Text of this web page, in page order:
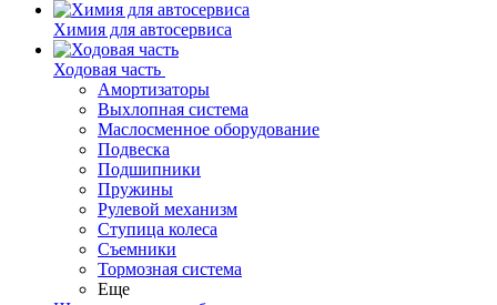
Химия для автосервиса
Ходовая часть
Амортизаторы
Выхлопная система
Маслосменное оборудование
Подвеска
Подшипники
Пружины
Рулевой механизм
Ступица колеса
Съемники
Тормозная система
Еще